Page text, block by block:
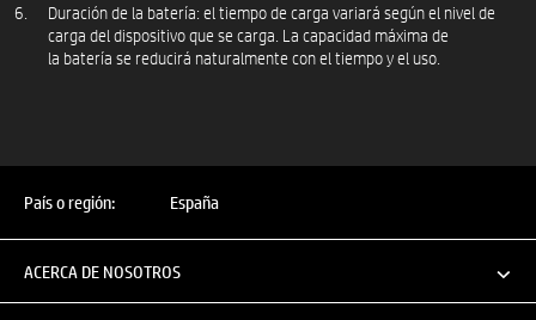
Duración de la batería: el tiempo de carga variará según el nivel de
carga del dispositivo que se carga. La capacidad máxima de
la batería se reducirá naturalmente con el tiempo y el uso.
País o región: España
ACERCA DE NOSOTROS